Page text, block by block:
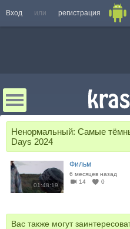
Вход или регистрация
Ненормальный: Самые
Days 2024
01:48:19
Фильм
6 месяцев назад
14
0
Вас также могут